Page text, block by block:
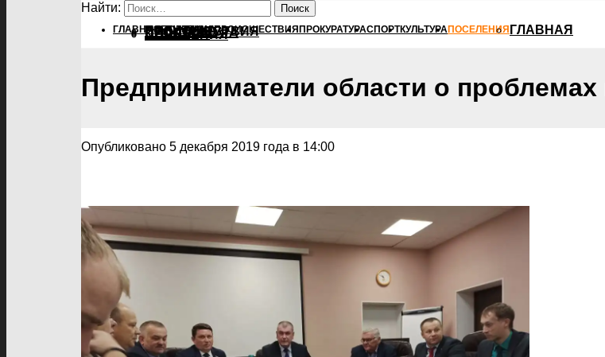
Найти:
ГЛАВНАЯПОЛИТИКАПРОИСШЕСТВИЯ ПРОКУРАТУРАСПОРТКУЛЬТУРАПОСЕЛЕНИЯ ГЛАВНАЯ
ПОЛИТИКА
ПРОИСШЕСТВИЯ
ПРОКУРАТУРА
СПОРТ
КУЛЬТУРА
ПОСЕЛЕНИЯ
Предприниматели области о
Опубликовано 5 декабря 2019 года в 14:00